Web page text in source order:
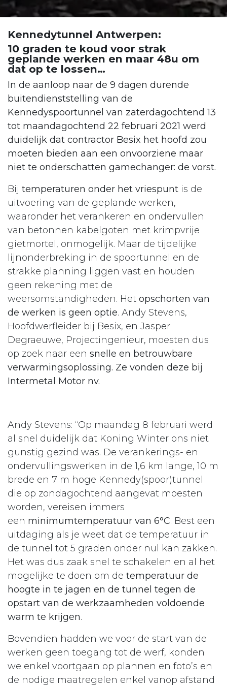
Kennedytunnel Antwerpen:
10 graden te koud voor strak
geplande werken en maar 48u om
dat op te lossen…
In de aanloop naar de 9 dagen durende
buitendienststelling van de
Kennedyspoortunnel van zaterdagochtend 13
tot maandagochtend 22 februari 2021 werd
duidelijk dat contractor Besix het hoofd zou
moeten bieden aan een onvoorziene maar
niet te onderschatten gamechanger: de vorst.
Bij temperaturen onder het vriespunt is de
uitvoering van de geplande werken,
waaronder het verankeren en ondervullen
van betonnen kabelgoten met krimpvrije
gietmortel, onmogelijk. Maar de tijdelijke
lijnonderbreking in de spoortunnel en de
strakke planning liggen vast en houden
geen rekening met de
weersomstandigheden. Het opschorten van
de werken is geen optie. Andy Stevens,
Hoofdwerfleider bij Besix, en Jasper
Degraeuwe, Projectingenieur, moesten dus
op zoek naar een snelle en betrouwbare
verwarmingsoplossing. Ze vonden deze bij
Intermetal Motor nv.
Andy Stevens: “Op maandag 8 februari werd
al snel duidelijk dat Koning Winter ons niet
gunstig gezind was. De verankerings- en
ondervullingswerken in de 1,6 km lange, 10 m
brede en 7 m hoge Kennedy(spoor)tunnel
die op zondagochtend aangevat moesten
worden, vereisen immers
een minimumtemperatuur van 6°C. Best een
uitdaging als je weet dat de temperatuur in
de tunnel tot 5 graden onder nul kan zakken.
Het was dus zaak snel te schakelen en al het
mogelijke te doen om de temperatuur de
hoogte in te jagen en de tunnel tegen de
opstart van de werkzaamheden voldoende
warm te krijgen.
Bovendien hadden we voor de start van de
werken geen toegang tot de werf, konden
we enkel voortgaan op plannen en foto’s en
de nodige maatregelen enkel vanop afstand